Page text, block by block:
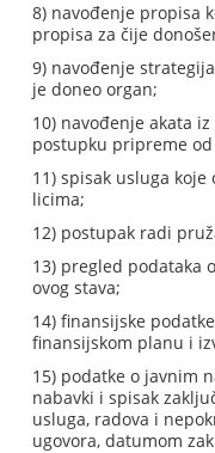
8) navođenje propisa
propisa za čije
9) navođenje
je doneo organ;
10) navođenje akata
postupku pripreme
11) spisak usluga
licima;
12) postupak radi
13) pregled podataka
ovog stava;
14) finansijske
finansijskom planu i
15) podatke o javnim
nabavki i spisak
usluga, radova i
ugovora, datumom